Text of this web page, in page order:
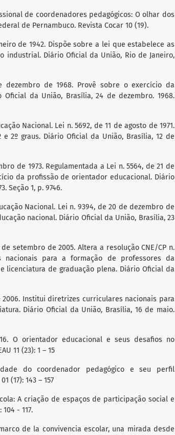
de coordenadores pedagógicos: O olhar dos
de Pernambuco. Revista Cocar 10 (19).
de 1942. Dispõe sobre a lei que estabelece as
industrial. Diário Oficial da União, Rio de Janeiro,
dezembro de 1968. Provê sobre o exercício da
da União, Brasília, 24 de dezembro. 1968.
Nacional. Lei n. 5692, de 11 de agosto de 1971.
2º graus. Diário Oficial da União, Brasília, 12 de
de 1973. Regulamentada a Lei n. 5564, de 21 de
da profissão de orientador educacional. Diário
Seção 1, p. 9746.
Nacional. Lei n. 9394, de 20 de dezembro de
nacional. Diário Oficial da União, Brasília, 23
setembro de 2005. Altera a resolução CNE/CP n.
nacionais para a formação de professores da
licenciatura de graduação plena. Diário Oficial da
2006. Institui diretrizes curriculares nacionais para
Diário Oficial da União, Brasília, 16 de maio.
O orientador educacional e seus desafios no
11 (23): 1 – 15
do coordenador pedagógico e seu perfil
(17): 143 – 157
A criação de espaços de participação social e
- 117.
de la convivencia escolar, una mirada desde